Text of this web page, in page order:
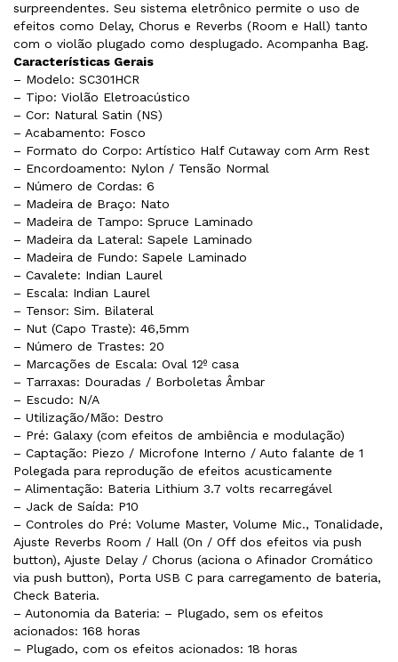
surpreendentes. Seu sistema eletrônico permite o uso de
efeitos como Delay, Chorus e Reverbs (Room e Hall) tanto
com o violão plugado como desplugado. Acompanha Bag.
Características Gerais
– Modelo: SC301HCR
– Tipo: Violão Eletroacústico
– Cor: Natural Satin (NS)
– Acabamento: Fosco
– Formato do Corpo: Artístico Half Cutaway com Arm Rest
– Encordoamento: Nylon / Tensão Normal
– Número de Cordas: 6
– Madeira de Braço: Nato
– Madeira de Tampo: Spruce Laminado
– Madeira da Lateral: Sapele Laminado
– Madeira de Fundo: Sapele Laminado
– Cavalete: Indian Laurel
– Escala: Indian Laurel
– Tensor: Sim. Bilateral
– Nut (Capo Traste): 46,5mm
– Número de Trastes: 20
– Marcações de Escala: Oval 12º casa
– Tarraxas: Douradas / Borboletas Âmbar
– Escudo: N/A
– Utilização/Mão: Destro
– Pré: Galaxy (com efeitos de ambiência e modulação)
– Captação: Piezo / Microfone Interno / Auto falante de 1
Polegada para reprodução de efeitos acusticamente
– Alimentação: Bateria Lithium 3.7 volts recarregável
– Jack de Saída: P10
– Controles do Pré: Volume Master, Volume Mic., Tonalidade,
Ajuste Reverbs Room / Hall (On / Off dos efeitos via push
button), Ajuste Delay / Chorus (aciona o Afinador Cromático
via push button), Porta USB C para carregamento de bateria,
Check Bateria.
– Autonomia da Bateria: – Plugado, sem os efeitos
acionados: 168 horas
– Plugado, com os efeitos acionados: 18 horas